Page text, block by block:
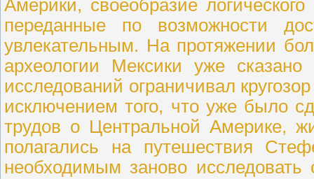
Америки, своеобразие
переданные по возможности
увлекательным. На протяжении
археологии Мексики уже
исследований ограничивал
исключением того, что уже было
трудов о Центральной Америке,
полагались на путешествия
необходимым заново